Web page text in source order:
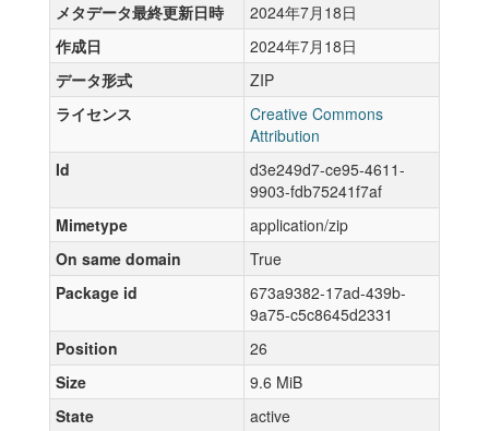
メタデータ最終更新日時
2024年7月18日
作成日
2024年7月18日
データ形式
ZIP
ライセンス
Creative Commons
Attribution
Id
d3e249d7-ce95-4611-
9903-fdb75241f7af
Mimetype
application/zip
On same domain
True
Package id
673a9382-17ad-439b-
9a75-c5c8645d2331
Position
26
Size
9.6 MiB
State
active